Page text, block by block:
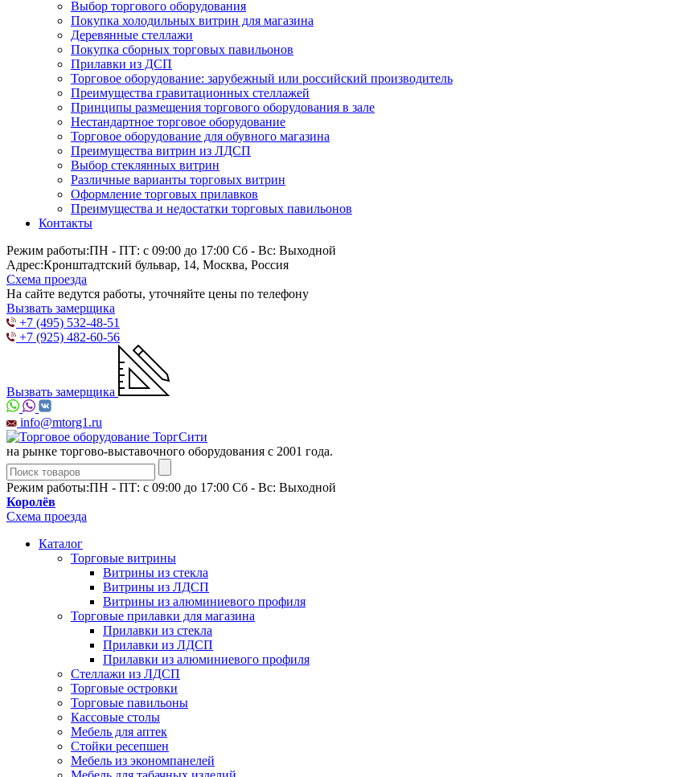
Выбор торгового оборудования
Покупка холодильных витрин для магазина
Деревянные стеллажи
Покупка сборных торговых павильонов
Прилавки из ДСП
Торговое оборудование: зарубежный или российский производитель
Преимущества гравитационных стеллажей
Принципы размещения торгового оборудования в зале
Нестандартное торговое оборудование
Торговое оборудование для обувного магазина
Преимущества витрин из ЛДСП
Выбор стеклянных витрин
Различные варианты торговых витрин
Оформление торговых прилавков
Преимущества и недостатки торговых павильонов
Контакты
Режим работы:ПН - ПТ: с 09:00 до 17:00 Сб - Вс: Выходной
Адрес:Кронштадтский бульвар, 14, Москва, Россия
Схема проезда
На сайте ведутся работы, уточняйте цены по телефону
Вызвать замерщика
+7 (495) 532-48-51
+7 (925) 482-60-56
Вызвать замерщика
info@mtorg1.ru
на рынке торгово-выставочного оборудования с 2001 года.
Режим работы:ПН - ПТ: с 09:00 до 17:00 Сб - Вс: Выходной
Королёв
Схема проезда
Каталог
Торговые витрины
Витрины из cтекла
Витрины из ЛДСП
Витрины из алюминиевого профиля
Торговые прилавки для магазина
Прилавки из стекла
Прилавки из ЛДСП
Прилавки из алюминиевого профиля
Стеллажи из ЛДСП
Торговые островки
Торговые павильоны
Кассовые столы
Мебель для аптек
Стойки ресепшен
Мебель из экономпанелей